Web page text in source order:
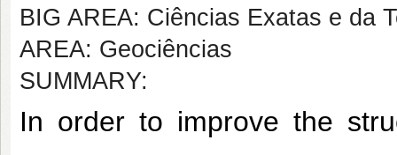
BIG AREA: Ciências Exatas e da
AREA: Geociências
SUMMARY:
In order to improve the